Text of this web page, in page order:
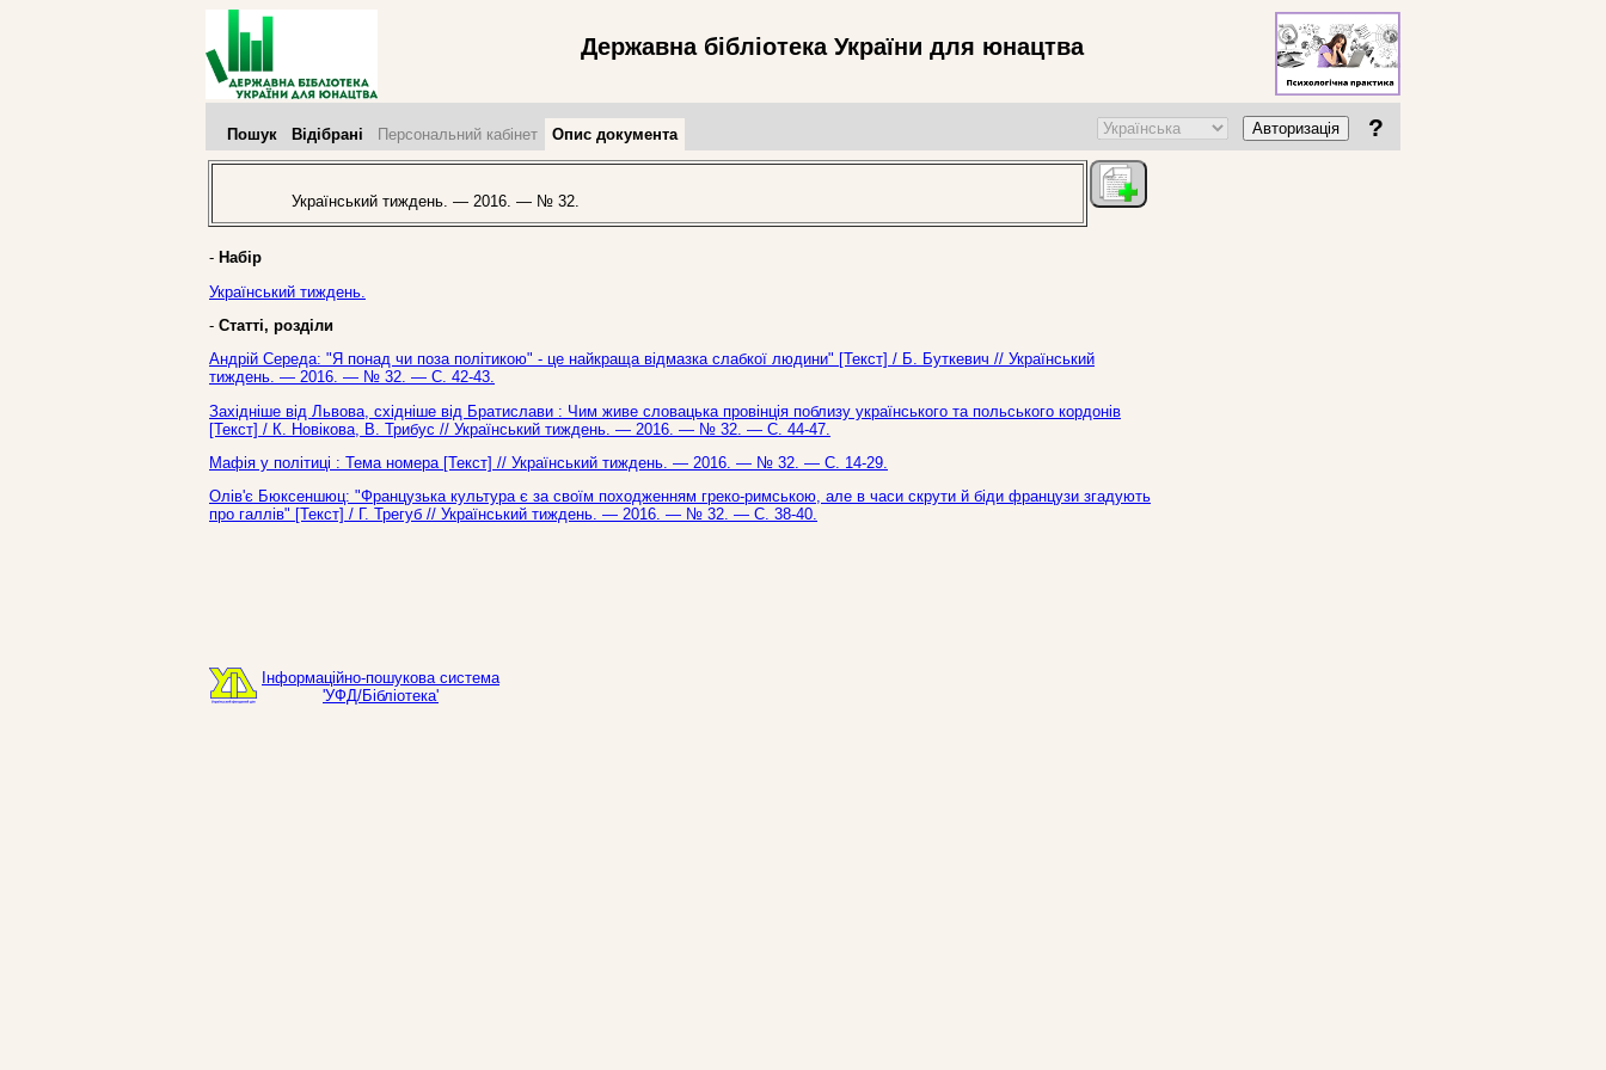
Державна бібліотека України для юнацтва
Пошук Відібрані Персональний кабінет Опис документа Авторизація ?
Український тиждень. — 2016. — № 32.
- Набір
Український тиждень.
- Статті, розділи
Андрій Середа: "Я понад чи поза політикою" - це найкраща відмазка слабкої людини" [Текст] / Б. Буткевич // Український
тиждень. — 2016. — № 32. — С. 42-43.
Західніше від Львова, східніше від Братислави : Чим живе словацька провінція поблизу українського та польського кордонів
[Текст] / К. Новікова, В. Трибус // Український тиждень. — 2016. — № 32. — С. 44-47.
Мафія у політиці : Тема номера [Текст] // Український тиждень. — 2016. — № 32. — С. 14-29.
Олів'є Бюксеншюц: "Французька культура є за своїм походженням греко-римською, але в часи скрути й біди французи згадують
про галлів" [Текст] / Г. Трегуб // Український тиждень. — 2016. — № 32. — С. 38-40.
Інформаційно-пошукова система
'УФД/Бібліотека'